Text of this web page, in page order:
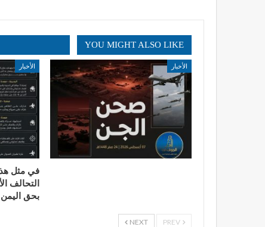
YOU MIGHT ALSO LIKE
الأخبار الأخبار
التحالف
بحق اليمن
NEXT